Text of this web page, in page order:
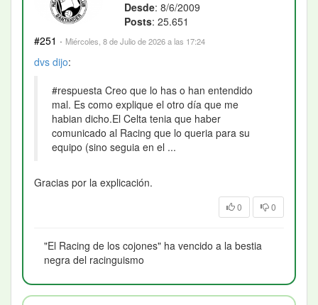
Desde: 8/6/2009
Posts: 25.651
#251 · Miércoles, 8 de Julio de 2026 a las 17:24
dvs dijo:
#respuesta Creo que lo has o han entendido
mal. Es como explique el otro día que me
habian dicho.El Celta tenia que haber
comunicado al Racing que lo queria para su
equipo (sino seguia en el ...
Gracias por la explicación.
0 0
"El Racing de los cojones" ha vencido a la bestia
negra del racinguismo